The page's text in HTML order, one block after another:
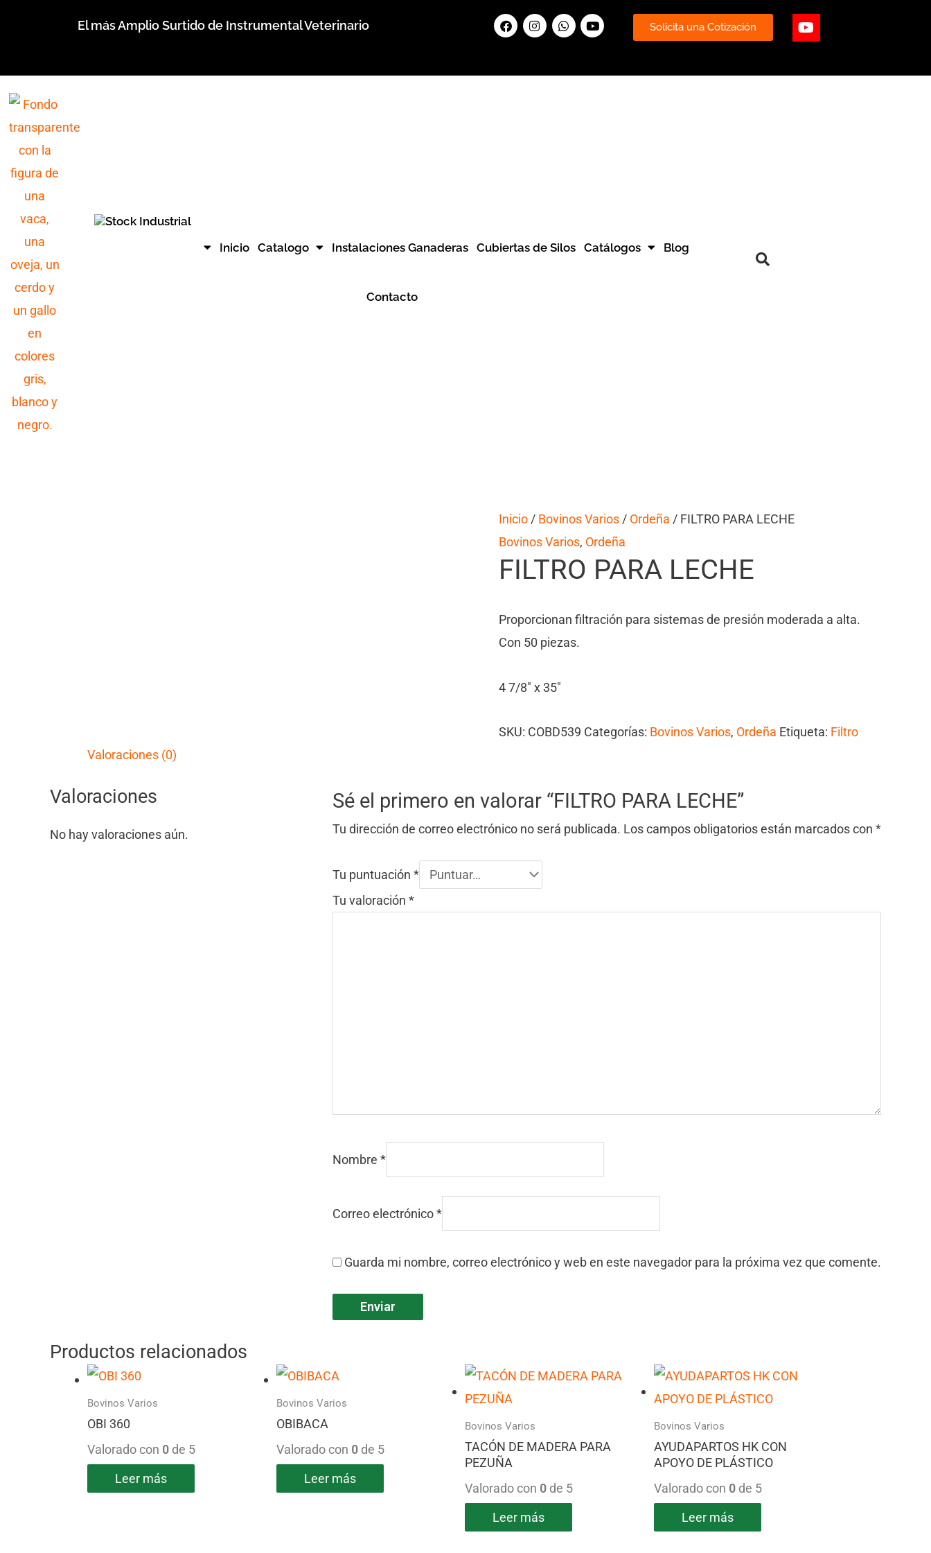
El más Amplio Surtido de Instrumental Veterinario FacebookInstagram
WhatsappYoutube
Solicita una Cotización Youtube
Inicio Catalogo Instalaciones Ganaderas Cubiertas de Silos Catálogos Blog
Contacto
Inicio / Bovinos Varios / Ordeña / FILTRO PARA LECHE
Bovinos Varios, Ordeña
FILTRO PARA LECHE
Proporcionan filtración para sistemas de presión moderada a alta.
Con 50 piezas.
4 7/8″ x 35″
SKU: COBD539 Categorías: Bovinos Varios, Ordeña Etiqueta: Filtro
Valoraciones (0)
Valoraciones
No hay valoraciones aún.
Sé el primero en valorar “FILTRO PARA LECHE”
Tu dirección de correo electrónico no será publicada. Los campos obligatorios están marcados con *
Tu puntuación *
Tu valoración *
Nombre *
Correo electrónico*
Guarda mi nombre, correo electrónico y web en este navegador para la próxima vez que comente.
Productos relacionados
Bovinos Varios
OBI 360
Valorado con 0 de 5
Leer más
Bovinos Varios
OBIBACA
Valorado con 0de 5
Leer más
Bovinos Varios
TACÓN DE MADERA PARA
PEZUÑA
Valorado con 0 de 5
Leer más
Bovinos Varios
AYUDAPARTOS HK CON
APOYO DE PLÁSTICO
Valorado con 0 de 5
Leer más